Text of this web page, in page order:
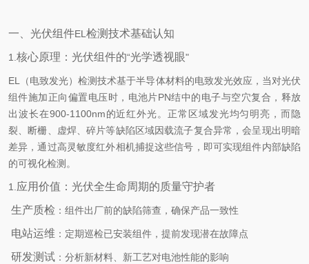
一、光伏组件EL 检测技术基础认知
1. 核心原理：光伏组件的“光学透视眼"
EL
（电致发光）检测技术基于半导体材料的电致发光效应，当对光伏
组件施加正向偏置电压时，电池片PN结中的电子与空穴复合，释放
出波长在900-1100nm的近红外光。正常区域发光均匀明亮，而隐
裂、断栅、虚焊、碎片等缺陷区域因载流子复合异常，会呈现出明暗
差异，通过高灵敏度红外相机捕捉这些信号，即可实现组件内部缺陷
的可视化检测。
1. 应用价值：光伏全生命周期的质量守护者
生产质检 ：组件出厂前的缺陷筛查，确保产品一致性
电站运维 ：定期巡检已安装组件，提前发现潜在故障点
研发测试 ：分析新材料、新工艺对电池性能的影响